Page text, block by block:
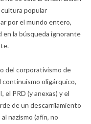
cultura popular
por el mundo entero,
en la búsqueda ignorante
del corporativismo de
continuismo oligárquico,
PRD (y anexas) y el
de un descarrilamiento
nazismo (afín, no